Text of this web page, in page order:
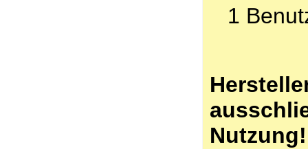
1
Nutzung!